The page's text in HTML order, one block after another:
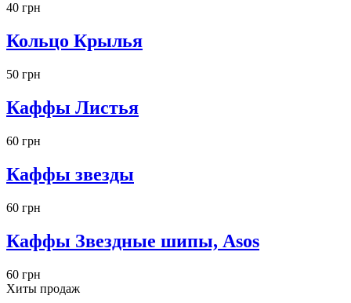
40 грн
Кольцо Крылья
50 грн
Каффы Листья
60 грн
Каффы звезды
60 грн
Каффы Звездные шипы, Asos
60 грн
Хиты продаж